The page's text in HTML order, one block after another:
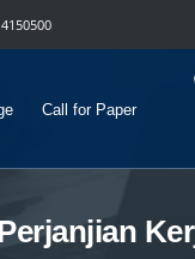
Call for Paper